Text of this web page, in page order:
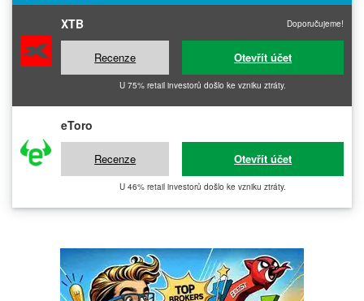
XTB Doporučujeme!
Recenze Otevřít účet
U 75% retail investorů došlo ke vzniku ztráty.
eToro
Recenze Otevřít účet
U 46% retail investorů došlo ke vzniku ztráty.